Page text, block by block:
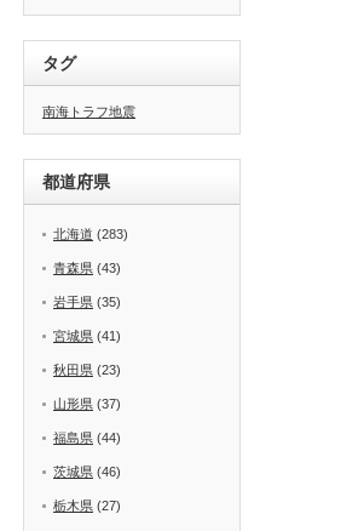
タグ
南海トラフ地震
都道府県
北海道 (283)
青森県 (43)
岩手県 (35)
宮城県 (41)
秋田県 (23)
山形県 (37)
福島県 (44)
茨城県 (46)
栃木県 (27)